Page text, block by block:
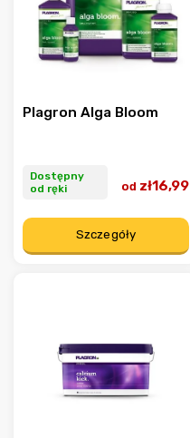
Plagron Alga Bloom
Dostępny
od ręki
od zł16,99
Szczegóły